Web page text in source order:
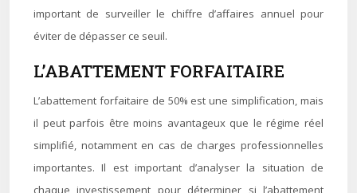
important de surveiller le chiffre d’affaires annuel pour
éviter de dépasser ce seuil.
L’ABATTEMENT FORFAITAIRE
L’abattement forfaitaire de 50% est une simplification, mais
il peut parfois être moins avantageux que le régime réel
simplifié, notamment en cas de charges professionnelles
importantes. Il est important d’analyser la situation de
chaque investissement pour déterminer si l’abattement